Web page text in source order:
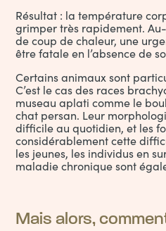
Résultat : la température
grimper très rapidement.
de coup de chaleur, une
être fatale en l’absence de
Certains animaux sont
C’est le cas des races
museau aplati comme le
chat persan. Leur
difficile au quotidien, et les
considérablement cette
les jeunes, les individus en
maladie chronique sont
Mais alors,